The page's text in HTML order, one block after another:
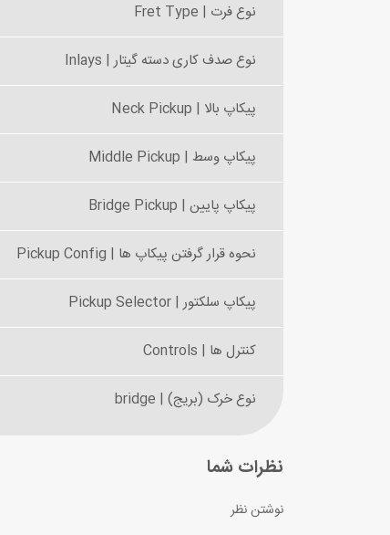
نوع فرت | Fret Type
نوع صدف کاری دسته گیتار | Inlays
پیکاپ بالا | Neck Pickup
پیکاپ وسط | Middle Pickup
پیکاپ پایین | Bridge Pickup
نحوه قرار گرفتن پیکاپ ها | Pickup Config
پیکاپ سلکتور | Pickup Selector
کنترل ها | Controls
نوع خرک (بریج) | bridge
نظرات شما
نوشتن نظر